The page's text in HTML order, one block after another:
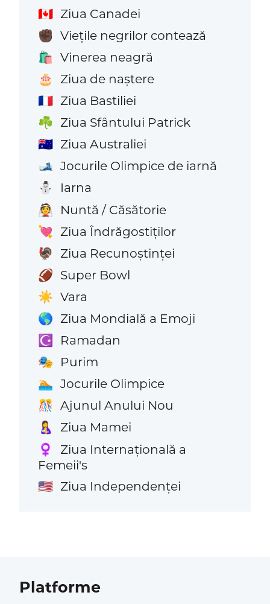
🇨🇦 Ziua Canadei
✊🏿 Viețile negrilor contează
🛍️ Vinerea neagră
🎂 Ziua de naștere
🇫🇷 Ziua Bastiliei
☘️ Ziua Sfântului Patrick
🇦🇺 Ziua Australiei
🎿 Jocurile Olimpice de iarnă
⛄ Iarna
👰 Nuntă / Căsătorie
💘 Ziua Îndrăgostiților
🦃 Ziua Recunoștinței
🏈 Super Bowl
☀️ Vara
🌎 Ziua Mondială a Emoji
☪️ Ramadan
🎭 Purim
🏊 Jocurile Olimpice
🎊 Ajunul Anului Nou
🤱 Ziua Mamei
♀️
Ziua Internațională a
Femeii's
🇺🇸 Ziua Independenței
Platforme